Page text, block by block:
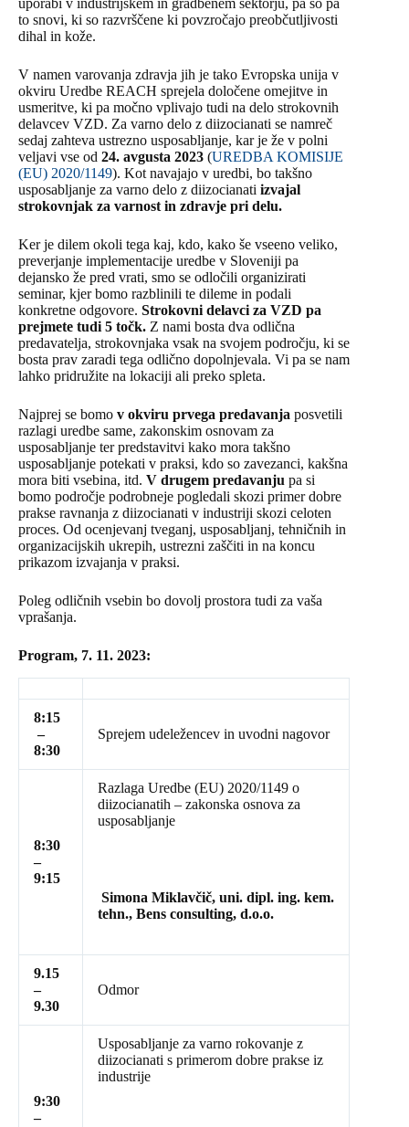
uporabi v industrijskem in gradbenem sektorju, pa so pa
to snovi, ki so razvrščene ki povzročajo preobčutljivosti
dihal in kože.
V namen varovanja zdravja jih je tako Evropska unija v
okviru Uredbe REACH sprejela določene omejitve in
usmeritve, ki pa močno vplivajo tudi na delo strokovnih
delavcev VZD. Za varno delo z diizocianati se namreč
sedaj zahteva ustrezno usposabljanje, kar je že v polni
veljavi vse od 24. avgusta 2023 (UREDBA KOMISIJE
(EU) 2020/1149). Kot navajajo v uredbi, bo takšno
usposabljanje za varno delo z diizocianati izvajal
strokovnjak za varnost in zdravje pri delu.
Ker je dilem okoli tega kaj, kdo, kako še vseeno veliko,
preverjanje implementacije uredbe v Sloveniji pa
dejansko že pred vrati, smo se odločili organizirati
seminar, kjer bomo razblinili te dileme in podali
konkretne odgovore. Strokovni delavci za VZD pa
prejmete tudi 5 točk. Z nami bosta dva odlična
predavatelja, strokovnjaka vsak na svojem področju, ki se
bosta prav zaradi tega odlično dopolnjevala. Vi pa se nam
lahko pridružite na lokaciji ali preko spleta.
Najprej se bomo v okviru prvega predavanja posvetili
razlagi uredbe same, zakonskim osnovam za
usposabljanje ter predstavitvi kako mora takšno
usposabljanje potekati v praksi, kdo so zavezanci, kakšna
mora biti vsebina, itd. V drugem predavanju pa si
bomo področje podrobneje pogledali skozi primer dobre
prakse ravnanja z diizocianati v industriji skozi celoten
proces. Od ocenjevanj tveganj, usposabljanj, tehničnih in
organizacijskih ukrepih, ustrezni zaščiti in na koncu
prikazom izvajanja v praksi.
Poleg odličnih vsebin bo dovolj prostora tudi za vaša
vprašanja.
Program, 7. 11. 2023:
8:15
–
8:30
Sprejem udeležencev in uvodni nagovor
8:30
–
9:15
Razlaga Uredbe (EU) 2020/1149 o
diizocianatih – zakonska osnova za
usposabljanje
Simona Miklavčič, uni. dipl. ing. kem.
tehn., Bens consulting, d.o.o.
9.15
–
9.30
Odmor
9:30
–
Usposabljanje za varno rokovanje z
diizocianati s primerom dobre prakse iz
industrije